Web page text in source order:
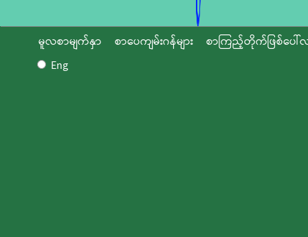
မူလစာမျက်နှာ စာပေကျမ်းဂန်များ
စာကြည့်တိုက်ဖြစ်ပေါ်
Eng